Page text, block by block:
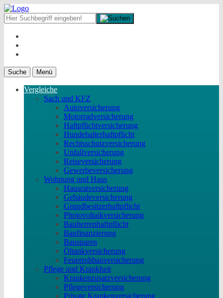
Suche Menü
Vergleiche
Sach und KFZ
Autoversicherung
Motorradversicherung
Haftpflichtversicherung
Hundehalterhaftpflicht
Rechtsschutzversicherung
Unfallversicherung
Reiseversicherung
Gewerbeversicherung
Wohnung und Haus
Hausratversicherung
Gebäudeversicherung
Grundbesitzerhaftpflicht
Photovoltaikversicherung
Bauherrenhaftpflicht
Baufinanzierung
Bausparen
Öltankversicherung
Feuerrohbauversicherung
Pflege und Krankheit
Krankenzusatzversicherung
Pflegeversicherung
Private Krankenversicherung